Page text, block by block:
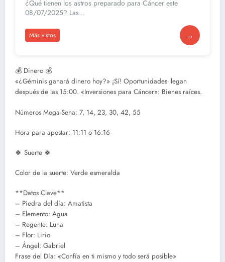
¿Qué tienen los astros preparado para Cáncer este
08/07/2025? Las...
Más vistos →
💰 Dinero 💰
«¿Géminis ganará dinero hoy?» ¡Sí! Oportunidades llegan
después de las 15:00. «Inversiones para Cáncer»: Bienes raíces.
Números Mega-Sena: 7, 14, 23, 30, 42, 55
Hora para apostar: 11:11 o 16:16
🍀 Suerte 🍀
Color de la suerte: Verde esmeralda
**Datos Clave**
– Piedra del día: Amatista
– Elemento: Agua
– Regente: Luna
– Flor: Lirio
– Ángel: Gabriel
Frase del Día: «Confía en ti mismo y todo será posible»